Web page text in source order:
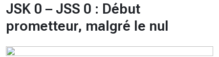
JSK 0 – JSS 0 : Début
prometteur, malgré le nul